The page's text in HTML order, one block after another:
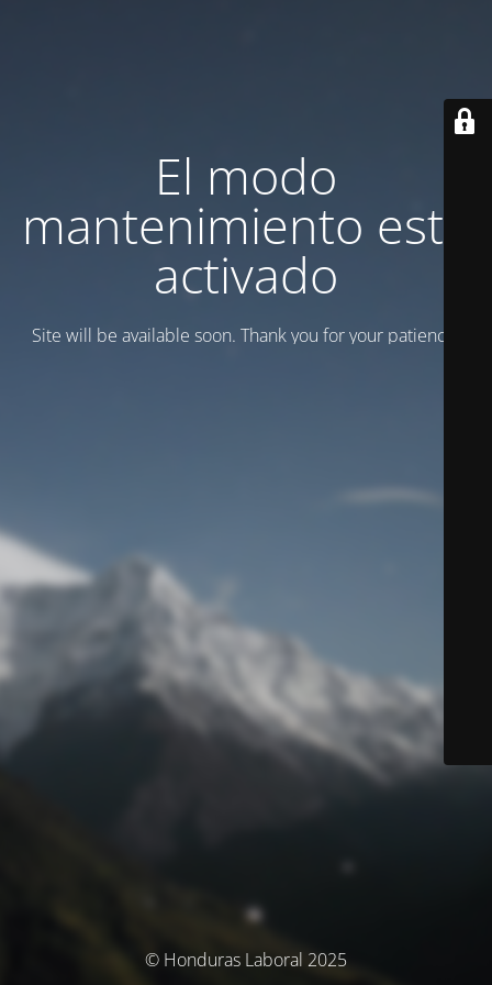
El modo
mantenimiento está
activado
Site will be available soon. Thank you for your patience!
© Honduras Laboral 2025